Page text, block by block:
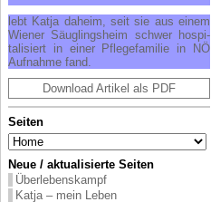
lebt Kat­ja da­heim, seit sie aus ei­nem
Wie­ner Säug­lings­heim schwer hos­pi­
ta­li­siert in ei­ner Pfle­ge­fa­mi­lie in NÖ
Auf­nah­me fand.
Download Artikel als PDF
Seiten
Neue / aktualisierte Seiten
Überlebenskampf
Katja – mein Leben